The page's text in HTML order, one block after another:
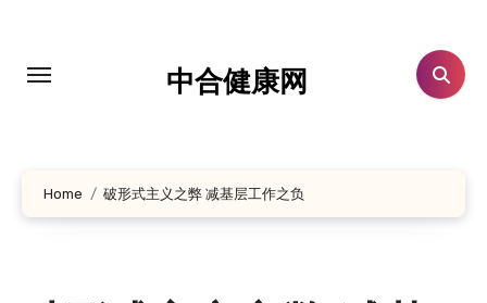
中合健康网
Home 破形式主义之弊 减基层工作之负